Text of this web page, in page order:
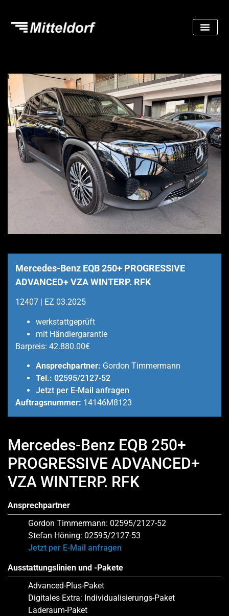
Mercedes-Benz EQB 250+ PROGRESSIVE
ADVANCED+ VZA WINTERP. RFK
12407 | EZ 03.2025
werkstattgeprüft
mit Händlergarantie
Barpreis: 42.880.00€
Ansprechpartner: Gordon Timmermann
Tel.: 02595/2127-52
Jetzt per E-Mail anfragen
Auftragsnummer: 14146M8123
Mercedes-Benz EQB 250+
PROGRESSIVE ADVANCED+
VZA WINTERP. RFK
Ansprechpartner
Gordon Timmermann: 02595/2127-52
Stefan Höning: 02595/2127-53
Jetzt per E-Mail anfragen
Ausstattungslinien und -Pakete
Advanced-Plus-Paket
Digitales Extra: Individualisierungs-Paket
Laderaum-Paket